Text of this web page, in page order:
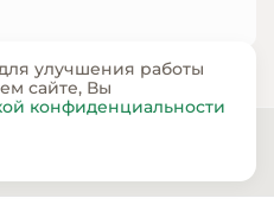
улучшения работы
сайте, Вы
конфиденциальности